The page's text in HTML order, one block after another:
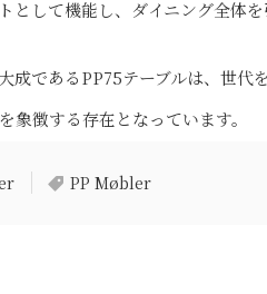
として機能し、ダイニング全体を
成であるPP75テーブルは、世
象徴する存在となっています。
PP Møbler